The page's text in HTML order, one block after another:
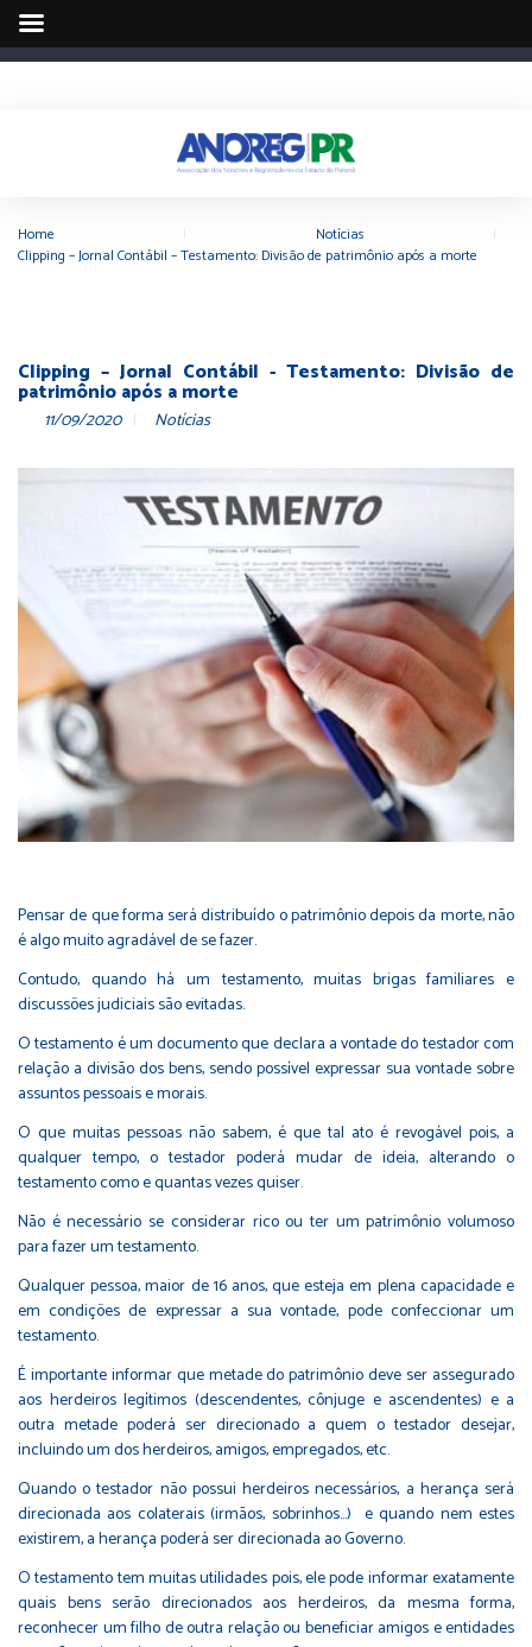
Home Notícias
Clipping – Jornal Contábil – Testamento: Divisão de patrimônio após a morte
Clipping – Jornal Contábil - Testamento: Divisão de
patrimônio após a morte
11/09/2020 Notícias
Pensar de que forma será distribuído o patrimônio depois da morte, não
é algo muito agradável de se fazer.
Contudo, quando há um testamento, muitas brigas familiares e
discussões judiciais são evitadas.
O testamento é um documento que declara a vontade do testador com
relação a divisão dos bens, sendo possível expressar sua vontade sobre
assuntos pessoais e morais.
O que muitas pessoas não sabem, é que tal ato é revogável pois, a
qualquer tempo, o testador poderá mudar de ideia, alterando o
testamento como e quantas vezes quiser.
Não é necessário se considerar rico ou ter um patrimônio volumoso
para fazer um testamento.
Qualquer pessoa, maior de 16 anos, que esteja em plena capacidade e
em condições de expressar a sua vontade, pode confeccionar um
testamento.
É importante informar que metade do patrimônio deve ser assegurado
aos herdeiros legítimos (descendentes, cônjuge e ascendentes) e a
outra metade poderá ser direcionado a quem o testador desejar,
incluindo um dos herdeiros, amigos, empregados, etc.
Quando o testador não possui herdeiros necessários, a herança será
direcionada aos colaterais (irmãos, sobrinhos…) e quando nem estes
existirem, a herança poderá ser direcionada ao Governo.
O testamento tem muitas utilidades pois, ele pode informar exatamente
quais bens serão direcionados aos herdeiros, da mesma forma,
reconhecer um filho de outra relação ou beneficiar amigos e entidades